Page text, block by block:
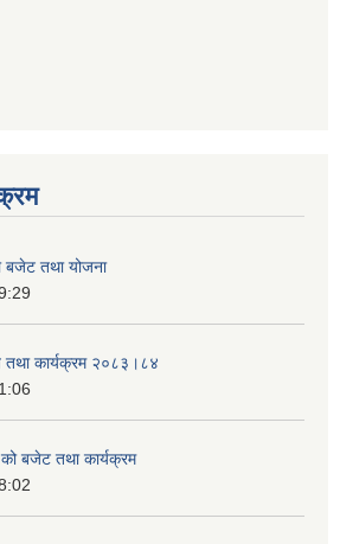
बजेट तथा योजना
तथा कार्यक्रम २०८३।८४
बजेट तथा कार्यक्रम